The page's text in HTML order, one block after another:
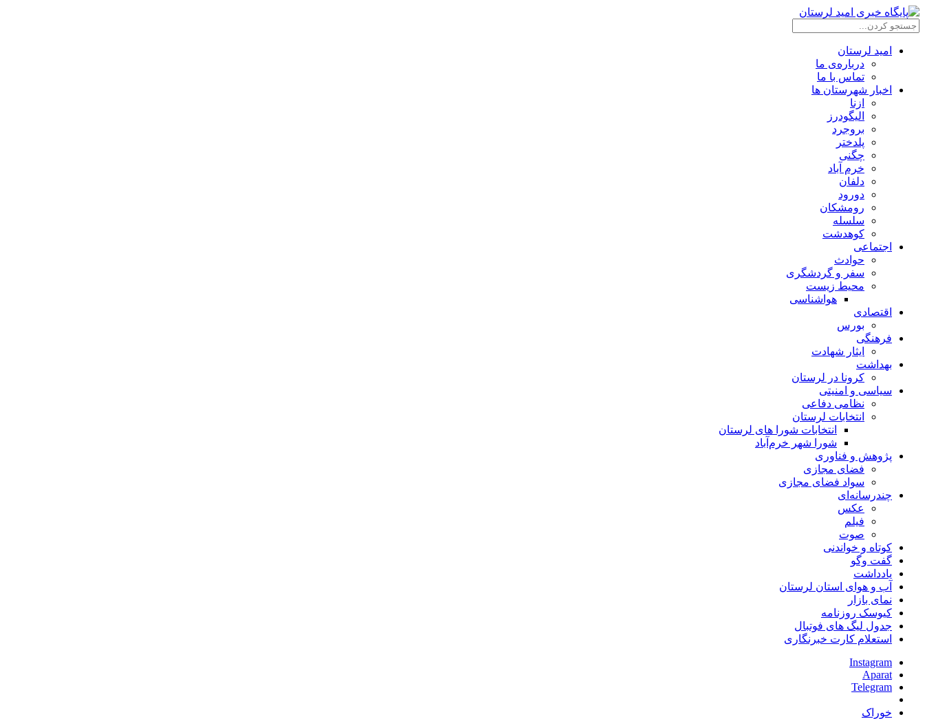
امید لرستان
درباره‌ی ما
تماس با ما
اخبار شهرستان ها
ازنا
الیگودرز
بروجرد
پلدختر
چگنی
خرم آباد
دلفان
دورود
رومشکان
سلسله
کوهدشت
اجتماعی
حوادث
سفر و گردشگری
محیط زیست
هواشناسی
اقتصادی
بورس
فرهنگی
ایثار شهادت
بهداشت
کرونا در لرستان
سیاسی و امنیتی
نظامی دفاعی
انتخابات لرستان
انتخابات شورا های لرستان
شورا شهر خرم‌آباد
پژوهش و فناوری
فضای مجازی
سواد فضای مجازی
چندرسانه‌ای
عكس
فیلم
صوت
کوتاه و خواندنی
گفت وگو
یادداشت
آب و هوای استان لرستان
نمای بازار
کیوسک روزنامه
جدول لیگ های فوتبال
استعلام کارت خبرنگاری
Instagram
Aparat
Telegram
خوراک